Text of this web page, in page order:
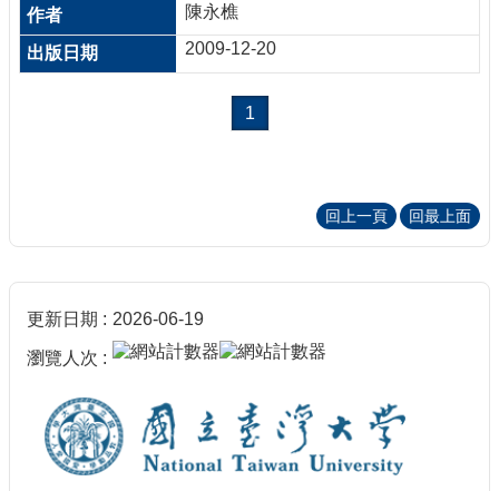
陳永樵
2009-12-20
1
回上一頁 回最上面
更新日期 2026-06-19
瀏覽人次